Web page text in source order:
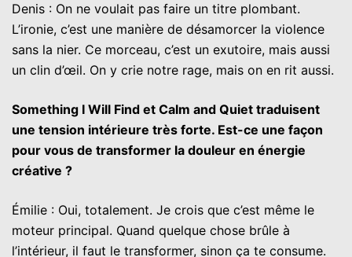
Denis : On ne voulait pas faire un titre plombant.
L’ironie, c’est une manière de désamorcer la violence
sans la nier. Ce morceau, c’est un exutoire, mais aussi
un clin d’œil. On y crie notre rage, mais on en rit aussi.
Something I Will Find et Calm and Quiet traduisent
une tension intérieure très forte. Est-ce une façon
pour vous de transformer la douleur en énergie
créative ?
Émilie : Oui, totalement. Je crois que c’est même le
moteur principal. Quand quelque chose brûle à
l’intérieur, il faut le transformer, sinon ça te consume.